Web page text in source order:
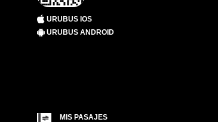
URUBUS IOS
URUBUS ANDROID
MIS PASAJES